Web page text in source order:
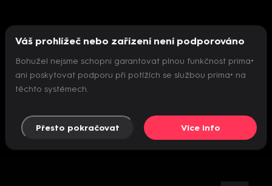
Nepodařilo se inicializovat přehrávač
Váš prohlížeč nebo zařízení není podporováno
Bohužel nejsme schopni garantovat plnou funkčnost prima+
ani poskytovat podporu při potížích se službou prima+ na
těchto systémech.
Přesto pokračovat Více info